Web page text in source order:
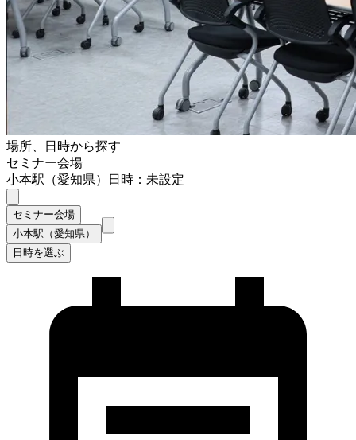
場所、日時から探す
セミナー会場
小本駅（愛知県）
日時：未設定
セミナー会場
小本駅（愛知県）
日時を選ぶ